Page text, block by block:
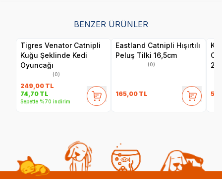
BENZER ÜRÜNLER
Tigres Venator Catnipli
Kuğu Şeklinde Kedi
Oyuncağı
(0)
249,00 TL
74,70 TL
Sepette %70 indirim
Eastland Catnipli Hışırtılı
Peluş Tilki 16,5cm
(0)
165,00 TL